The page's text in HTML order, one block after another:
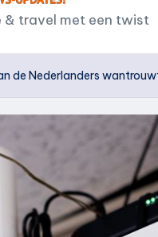
travel met een twist
de Nederlanders